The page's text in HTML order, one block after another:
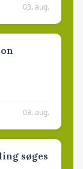
03. aug.
03. aug.
søges